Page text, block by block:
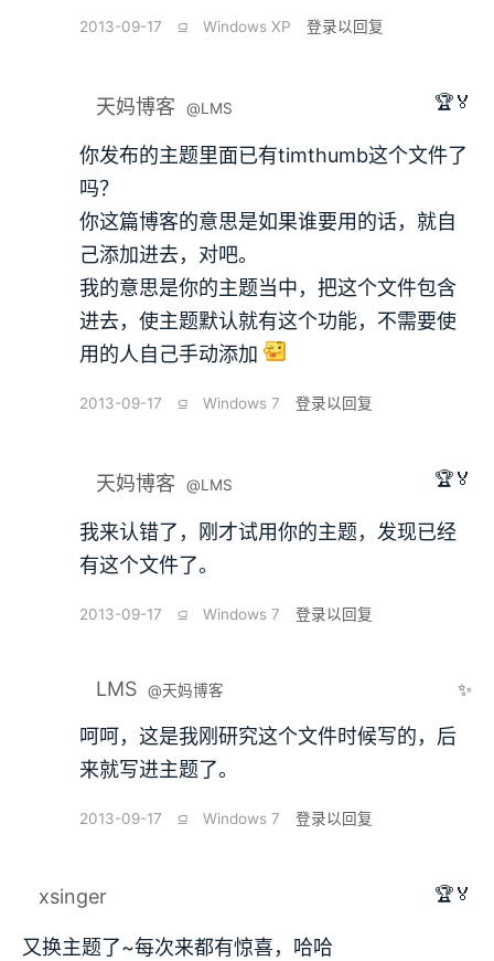
2013-09-17 ⫑ Windows XP 登录以回复
天妈博客 @LMS 🏆🏅
你发布的主题里面已有timthumb这个文件了
吗？
你这篇博客的意思是如果谁要用的话，就自
己添加进去，对吧。
我的意思是你的主题当中，把这个文件包含
进去，使主题默认就有这个功能，不需要使
用的人自己手动添加
2013-09-17 ⫑ Windows 7 登录以回复
天妈博客 @LMS 🏆🏅
我来认错了，刚才试用你的主题，发现已经
有这个文件了。
2013-09-17 ⫑ Windows 7 登录以回复
LMS @天妈博客 ✨
呵呵，这是我刚研究这个文件时候写的，后
来就写进主题了。
2013-09-17 ⫑ Windows 7 登录以回复
xsinger 🏆🏅
又换主题了~每次来都有惊喜，哈哈